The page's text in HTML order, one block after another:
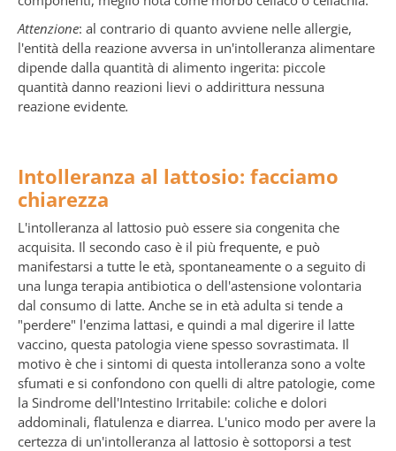
Attenzione: al contrario di quanto avviene nelle allergie,
l'entità della reazione avversa in un'intolleranza alimentare
dipende dalla quantità di alimento ingerita: piccole
quantità danno reazioni lievi o addirittura nessuna
reazione evidente.
Intolleranza al lattosio: facciamo
chiarezza
L'intolleranza al lattosio può essere sia congenita che
acquisita. Il secondo caso è il più frequente, e può
manifestarsi a tutte le età, spontaneamente o a seguito di
una lunga terapia antibiotica o dell'astensione volontaria
dal consumo di latte. Anche se in età adulta si tende a
"perdere" l'enzima lattasi, e quindi a mal digerire il latte
vaccino, questa patologia viene spesso sovrastimata. Il
motivo è che i sintomi di questa intolleranza sono a volte
sfumati e si confondono con quelli di altre patologie, come
la Sindrome dell'Intestino Irritabile: coliche e dolori
addominali, flatulenza e diarrea. L'unico modo per avere la
certezza di un'intolleranza al lattosio è sottoporsi a test